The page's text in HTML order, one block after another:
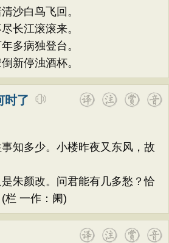
沙白鸟飞回。
长江滚滚来。
多病独登台。
新停浊酒杯。
时了
知多少。小楼昨夜又东风，故
朱颜改。问君能有几多愁？恰
栏 一作：阑)